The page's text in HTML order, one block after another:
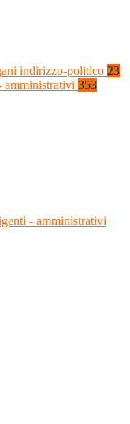
indirizzo-politico 23
amministrativi 353
- amministrativi